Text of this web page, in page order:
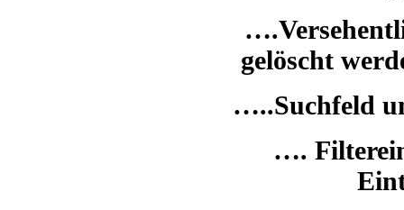
gelöscht
…..Suchfeld
….